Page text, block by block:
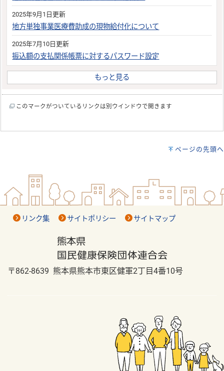
2025年9月1日更新
地方単独事業医療費助成の現物給付化について
2025年7月10日更新
振込額の支払関係帳票に対するパスワード設定
もっと見る
このマークがついているリンクは別ウインドウで開きます
ページの先頭へ
リンク集 サイトポリシー サイトマップ
〒862-8639 熊本県熊本市東区健軍2丁目4番10号